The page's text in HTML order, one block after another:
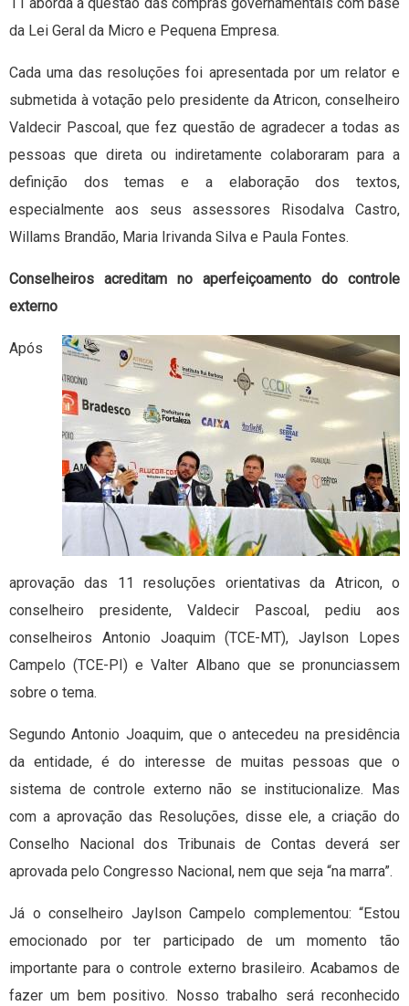
da Lei Geral da Micro e Pequena Empresa.
Cada uma das resoluções foi apresentada por um relator e
submetida à votação pelo presidente da Atricon, conselheiro
Valdecir Pascoal, que fez questão de agradecer a todas as
pessoas que direta ou indiretamente colaboraram para a
definição dos temas e a elaboração dos textos,
especialmente aos seus assessores Risodalva Castro,
Willams Brandão, Maria Irivanda Silva e Paula Fontes.
Conselheiros acreditam no aperfeiçoamento do controle
externo
Após
aprovação das 11 resoluções orientativas da Atricon, o
conselheiro presidente, Valdecir Pascoal, pediu aos
conselheiros Antonio Joaquim (TCE-MT), Jaylson Lopes
Campelo (TCE-PI) e Valter Albano que se pronunciassem
sobre o tema.
Segundo Antonio Joaquim, que o antecedeu na presidência
da entidade, é do interesse de muitas pessoas que o
sistema de controle externo não se institucionalize. Mas
com a aprovação das Resoluções, disse ele, a criação do
Conselho Nacional dos Tribunais de Contas deverá ser
aprovada pelo Congresso Nacional, nem que seja “na marra”.
Já o conselheiro Jaylson Campelo complementou: “Estou
emocionado por ter participado de um momento tão
importante para o controle externo brasileiro. Acabamos de
fazer um bem positivo. Nosso trabalho será reconhecido